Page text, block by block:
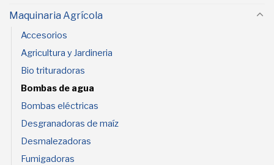
Maquinaria Agrícola
Accesorios
Agricultura y Jardineria
Bio trituradoras
Bombas de agua
Bombas eléctricas
Desgranadoras de maíz
Desmalezadoras
Fumigadoras